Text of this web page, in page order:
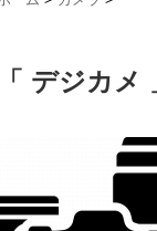
「 デジカメ